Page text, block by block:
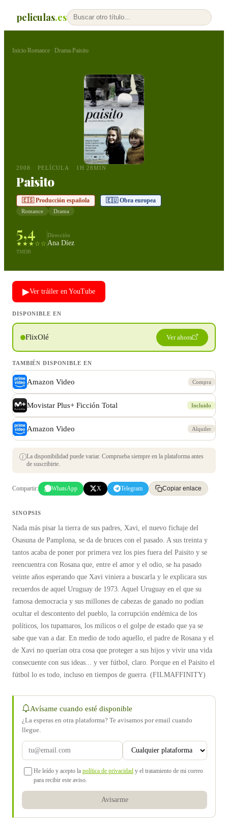
peliculas.es
Inicio›Romance · Drama›Paisito
2008 PELÍCULA 1H 28MIN
Paisito
🇪🇸 Producción española 🇪🇺 Obra europea
Romance Drama
5,4
★★★☆☆
TMDB
Dirección
Ana Díez
▶Ver tráiler en YouTube
DISPONIBLE EN
FlixOlé Ver ahora
TAMBIÉN DISPONIBLE EN
Amazon Video Compra
Movistar Plus+ Ficción Total Incluido
Amazon Video Alquiler
La disponibilidad puede variar. Comprueba siempre en la plataforma antes
de suscribirte.
Compartir: WhatsApp X Telegram Copiar enlace
SINOPSIS
Nada más pisar la tierra de sus padres, Xavi, el nuevo fichaje del
Osasuna de Pamplona, se da de bruces con el pasado. A sus treinta y
tantos acaba de poner por primera vez los pies fuera del Paisito y se
reencuentra con Rosana que, entre el amor y el odio, se ha pasado
veinte años esperando que Xavi viniera a buscarla y le explicara sus
recuerdos de aquel Uruguay de 1973. Aquel Uruguay en el que su
famosa democracia y sus millones de cabezas de ganado no podían
ocultar el descontento del pueblo, la corrupción endémica de los
políticos, los tupamaros, los milicos o el golpe de estado que ya se
sabe que van a dar. En medio de todo aquello, el padre de Rosana y el
de Xavi no querían otra cosa que proteger a sus hijos y vivir una vida
consecuente con sus ideas... y ver fútbol, claro. Porque en el Paisito el
fútbol lo es todo, incluso en tiempos de guerra. (FILMAFFINITY)
Avísame cuando esté disponible
¿La esperas en otra plataforma? Te avisamos por email cuando
llegue.
He leído y acepto la política de privacidad y el tratamiento de mi correo
para recibir este aviso.
Avisarme